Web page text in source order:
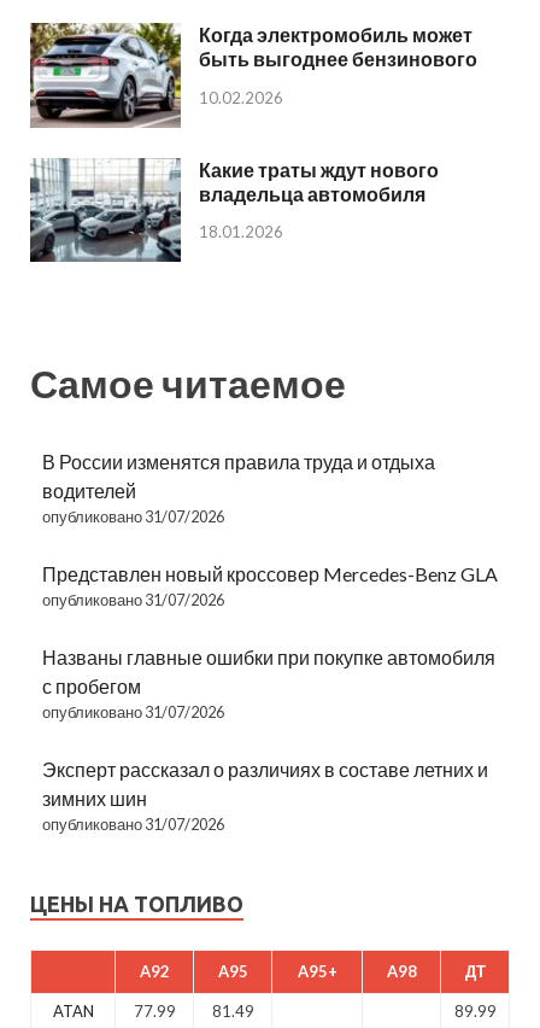
Когда электромобиль может
быть выгоднее бензинового
10.02.2026
Какие траты ждут нового
владельца автомобиля
18.01.2026
Самое читаемое
В России изменятся правила труда и отдыха
водителей
опубликовано 31/07/2026
Представлен новый кроссовер Mercedes-Benz GLA
опубликовано 31/07/2026
Названы главные ошибки при покупке автомобиля
с пробегом
опубликовано 31/07/2026
Эксперт рассказал о различиях в составе летних и
зимних шин
опубликовано 31/07/2026
ЦЕНЫ НА ТОПЛИВО
A92 A95 A95+ A98 ДТ
ATAN 77.99 81.49
89.99